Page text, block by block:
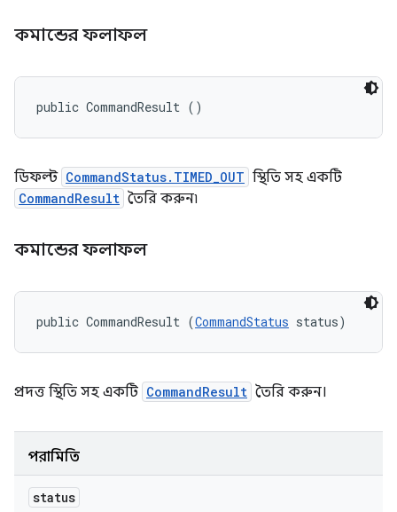
কমান্ডের ফলাফল
public CommandResult ()
ডিফল্ট CommandStatus.TIMED_OUT স্থিতি সহ একটি
CommandResult তৈরি করুন৷
কমান্ডের ফলাফল
public CommandResult (CommandStatus status)
প্রদত্ত স্থিতি সহ একটি CommandResult তৈরি করুন।
পরামিতি
status